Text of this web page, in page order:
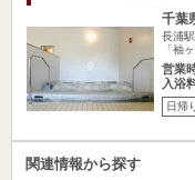
千葉
長浦
「袖
営業
入浴
日帰
関連情報から探す